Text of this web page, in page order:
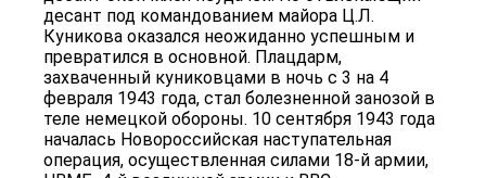
десант под командованием майора Ц.Л.
Куникова оказался неожиданно успешным и
превратился в основной. Плацдарм,
захваченный куниковцами в ночь с 3 на 4
февраля 1943 года, стал болезненной занозой в
теле немецкой обороны. 10 сентября 1943 года
началась Новороссийская наступательная
операция, осуществленная силами 18-й армии,